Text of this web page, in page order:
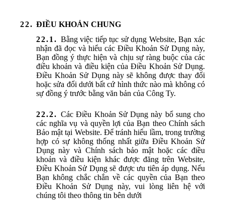
ĐIỀU KHOẢN CHUNG
Bằng việc tiếp tục sử dụng Website, Bạn xác
nhận đã đọc và hiểu các Điều Khoản Sử Dụng này,
Bạn đồng ý thực hiện và chịu sự ràng buộc của các
điều khoản và điều kiện của Điều Khoản Sử Dụng.
Điều Khoản Sử Dụng này sẽ không được thay đổi
hoặc sửa đổi dưới bất cứ hình thức nào mà không có
sự đồng ý trước bằng văn bản của Công Ty.
Các Điều Khoản Sử Dụng này bổ sung cho
các nghĩa vụ và quyền lợi của Bạn theo Chính sách
Bảo mật tại Website. Để tránh hiểu lầm, trong trường
hợp có sự không thống nhất giữa Điều Khoản Sử
Dụng này và Chính sách bảo mật hoặc các điều
khoản và điều kiện khác được đăng trên Website,
Điều Khoản Sử Dụng sẽ được ưu tiên áp dụng. Nếu
Bạn không chắc chắn về các quyền của Bạn theo
Điều Khoản Sử Dụng này, vui lòng liên hệ với
chúng tôi theo thông tin bên dưới